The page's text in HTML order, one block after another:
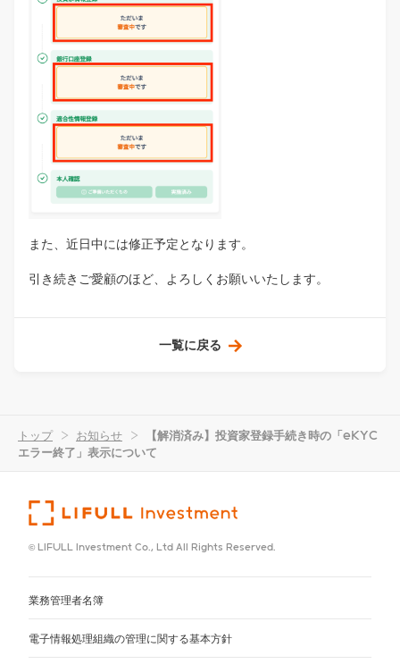
また、近日中には修正予定となります。
引き続きご愛顧のほど、よろしくお願いいたします。
一覧に戻る
トップ > お知らせ >
【解消済み】投資家登録手続き時の「eKYC
エラー終了」表示について
© LIFULL Investment Co., Ltd All Rights Reserved.
業務管理者名簿
電子情報処理組織の管理に関する基本方針